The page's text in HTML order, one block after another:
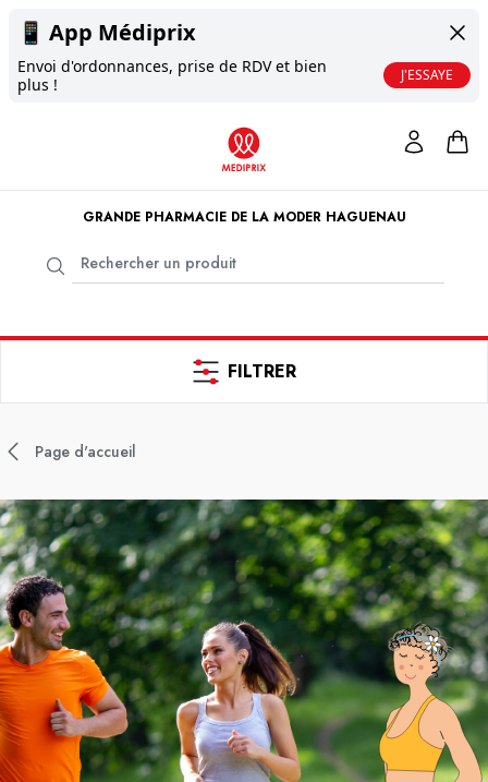
📱 App Médiprix
Envoi d'ordonnances, prise de RDV et bien
plus !
J'ESSAYE
GRANDE PHARMACIE DE LA MODER HAGUENAU
FILTRER
Page d'accueil